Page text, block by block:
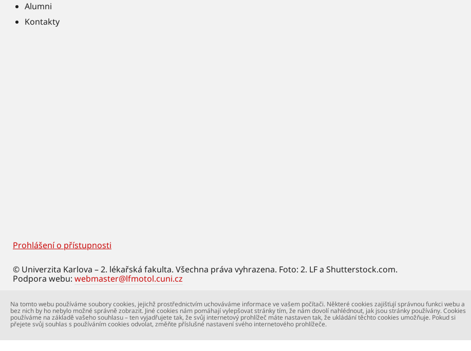
Alumni
Kontakty
Footer
Prohlášení o přístupnosti
© Univerzita Karlova – 2. lékařská fakulta. Všechna práva vyhrazena. Foto: 2. LF a Shutterstock.com.
Podpora webu: webmaster@lfmotol.cuni.cz
Na tomto webu používáme soubory cookies, jejichž prostřednictvím uchováváme informace ve vašem počítači. Některé cookies zajišťují správnou funkci webu a
bez nich by ho nebylo možné správně zobrazit. Jiné cookies nám pomáhají vylepšovat stránky tím, že nám dovolí nahlédnout, jak jsou stránky používány. Cookies
používáme na základě vašeho souhlasu – ten vyjadřujete tak, že svůj internetový prohlížeč máte nastaven tak, že ukládání těchto cookies umožňuje. Pokud si
přejete svůj souhlas s používáním cookies odvolat, změňte příslušné nastavení svého internetového prohlížeče.